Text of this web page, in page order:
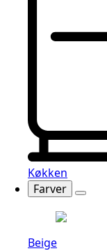
Køkken
Farver
Beige